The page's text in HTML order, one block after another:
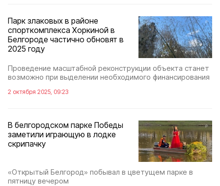
Парк злаковых в районе
спорткомплекса Хоркиной в
Белгороде частично обновят в
2025 году
Проведение масштабной реконструкции объекта станет
возможно при выделении необходимого финансирования
2 октября 2025, 09:23
В белгородском парке Победы
заметили играющую в лодке
скрипачку
«Открытый Белгород» побывал в цветущем парке в
пятницу вечером